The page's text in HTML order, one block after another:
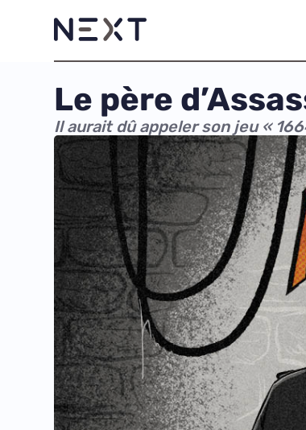
Le père
Il aurait dû appeler son jeu «